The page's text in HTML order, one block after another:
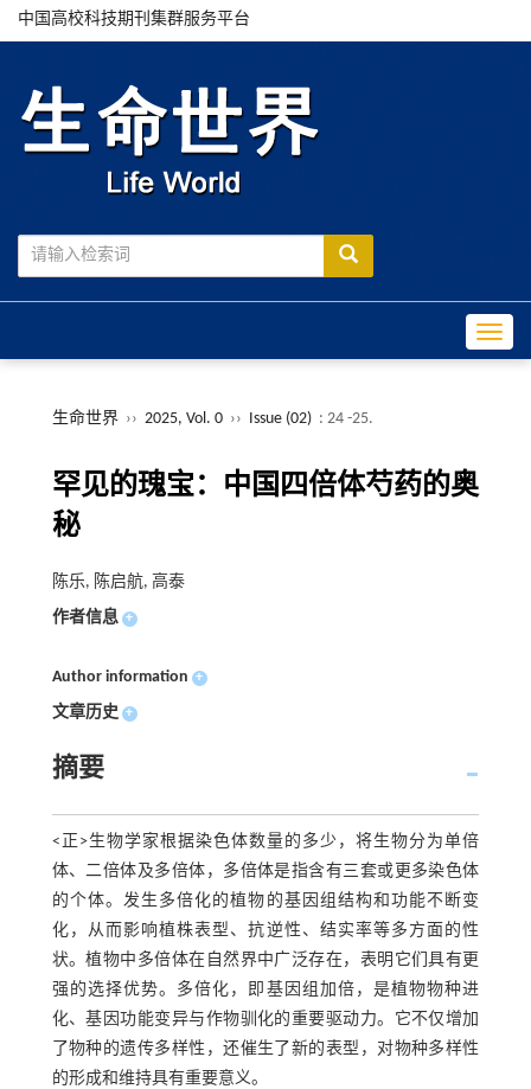
中国高校科技期刊集群服务平台
生命世界 ›› 2025, Vol. 0 ›› Issue (02) : 24 -25.
罕见的瑰宝：中国四倍体芍药的奥
秘
陈乐, 陈启航, 高泰
作者信息 +
Author information +
文章历史 +
摘要
<正>生物学家根据染色体数量的多少，将生物分为单倍
体、二倍体及多倍体，多倍体是指含有三套或更多染色体
的个体。发生多倍化的植物的基因组结构和功能不断变
化，从而影响植株表型、抗逆性、结实率等多方面的性
状。植物中多倍体在自然界中广泛存在，表明它们具有更
强的选择优势。多倍化，即基因组加倍，是植物物种进
化、基因功能变异与作物驯化的重要驱动力。它不仅增加
了物种的遗传多样性，还催生了新的表型，对物种多样性
的形成和维持具有重要意义。